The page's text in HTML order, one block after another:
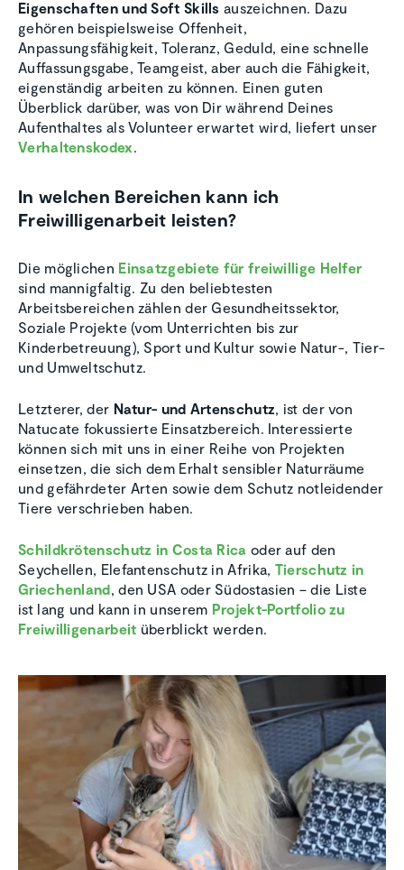
Eigenschaften und Soft Skills auszeichnen. Dazu
gehören beispielsweise Offenheit,
Anpassungsfähigkeit, Toleranz, Geduld, eine schnelle
Auffassungsgabe, Teamgeist, aber auch die Fähigkeit,
eigenständig arbeiten zu können. Einen guten
Überblick darüber, was von Dir während Deines
Aufenthaltes als Volunteer erwartet wird, liefert unser
Verhaltenskodex.
In welchen Bereichen kann ich
Freiwilligenarbeit leisten?
Die möglichen Einsatzgebiete für freiwillige Helfer
sind mannigfaltig. Zu den beliebtesten
Arbeitsbereichen zählen der Gesundheitssektor,
Soziale Projekte (vom Unterrichten bis zur
Kinderbetreuung), Sport und Kultur sowie Natur-, Tier-
und Umweltschutz.
Letzterer, der Natur- und Artenschutz, ist der von
Natucate fokussierte Einsatzbereich. Interessierte
können sich mit uns in einer Reihe von Projekten
einsetzen, die sich dem Erhalt sensibler Naturräume
und gefährdeter Arten sowie dem Schutz notleidender
Tiere verschrieben haben.
Schildkrötenschutz in Costa Rica oder auf den
Seychellen, Elefantenschutz in Afrika, Tierschutz in
Griechenland, den USA oder Südostasien – die Liste
ist lang und kann in unserem Projekt-Portfolio zu
Freiwilligenarbeit überblickt werden.